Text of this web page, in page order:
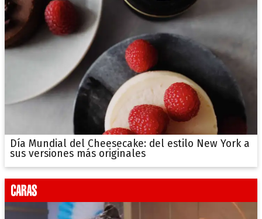
Día Mundial del Cheesecake: del estilo New York a
sus versiones más originales